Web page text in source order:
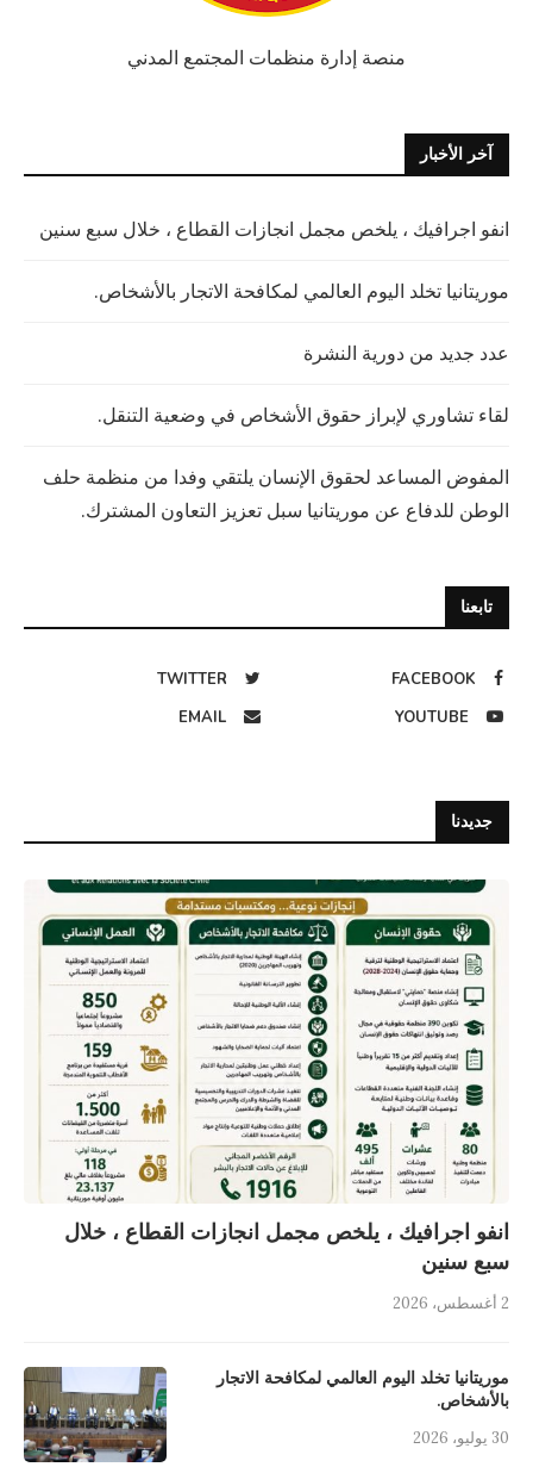
منصة إدارة منظمات المجتمع المدني
آخر الأخبار
انفو اجرافيك ، يلخص مجمل انجازات القطاع ، خلال سبع سنين
موريتانيا تخلد اليوم العالمي لمكافحة الاتجار بالأشخاص.
عدد جديد من دورية النشرة
لقاء تشاوري لإبراز حقوق الأشخاص في وضعية التنقل.
المفوض المساعد لحقوق الإنسان يلتقي وفدا من منظمة حلف
الوطن للدفاع عن موريتانيا سبل تعزيز التعاون المشترك.
تابعنا
FACEBOOK
TWITTER
YOUTUBE
EMAIL
جديدنا
انفو اجرافيك ، يلخص مجمل انجازات القطاع ، خلال
سبع سنين
2 أغسطس، 2026
موريتانيا تخلد اليوم العالمي لمكافحة الاتجار
بالأشخاص.
30 يوليو، 2026